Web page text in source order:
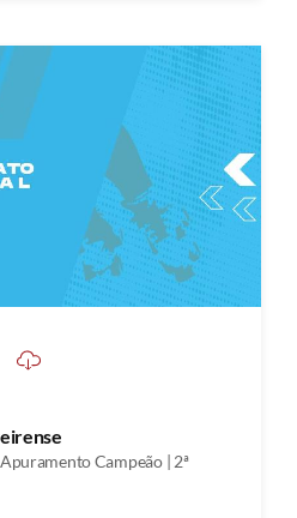
Campeão | 2ª